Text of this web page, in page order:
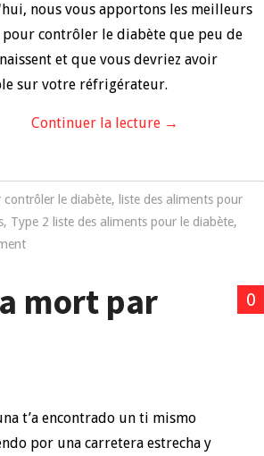
nous vous apportons les meilleurs
contrôler le diabète que peu de
et que vous devriez avoir
sur votre réfrigérateur.
Continuer la lecture →
contrôler le diabète, liste des aliments pour
, Type 2 liste des aliments pour le diabète,
0
mort par
t’a encontrado un ti mismo
por una carretera estrecha y